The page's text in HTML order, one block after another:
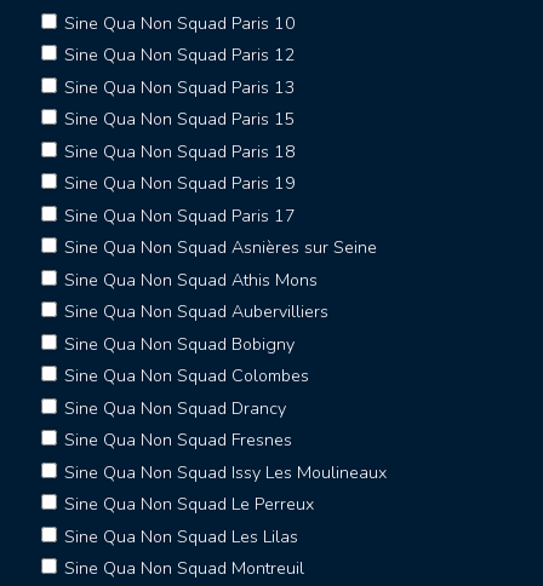
Sine Qua Non Squad Paris 10
Sine Qua Non Squad Paris 12
Sine Qua Non Squad Paris 13
Sine Qua Non Squad Paris 15
Sine Qua Non Squad Paris 18
Sine Qua Non Squad Paris 19
Sine Qua Non Squad Paris 17
Sine Qua Non Squad Asnières sur Seine
Sine Qua Non Squad Athis Mons
Sine Qua Non Squad Aubervilliers
Sine Qua Non Squad Bobigny
Sine Qua Non Squad Colombes
Sine Qua Non Squad Drancy
Sine Qua Non Squad Fresnes
Sine Qua Non Squad Issy Les Moulineaux
Sine Qua Non Squad Le Perreux
Sine Qua Non Squad Les Lilas
Sine Qua Non Squad Montreuil